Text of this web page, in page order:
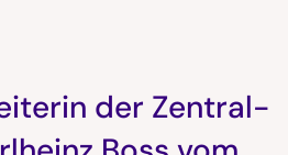
der Zentral-